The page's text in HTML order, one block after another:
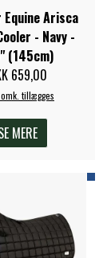
Arisca
- Navy -
(145cm)
659,00
omk. tillægges
MERE